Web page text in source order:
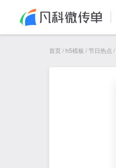
首页/ h5模板 /节日热点 /